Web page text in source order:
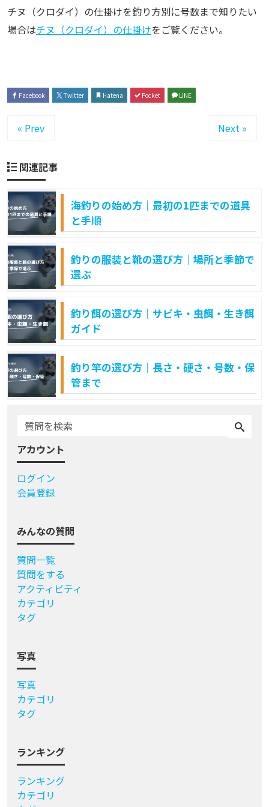
チヌ（クロダイ）の仕掛けを釣り方別に号数まで知りたい
場合はチヌ（クロダイ）の仕掛けをご覧ください。
Facebook Twitter Hatena Pocket LINE
« Prev Next »
関連記事
海釣りの始め方｜最初の1匹までの道具
と手順
釣りの服装と靴の選び方｜場所と季節で
選ぶ
釣り餌の選び方｜サビキ・虫餌・生き餌
ガイド
釣り竿の選び方｜長さ・硬さ・号数・保
管まで
アカウント
ログイン
会員登録
みんなの質問
質問一覧
質問をする
アクティビティ
カテゴリ
タグ
写真
写真
カテゴリ
タグ
ランキング
ランキング
カテゴリ